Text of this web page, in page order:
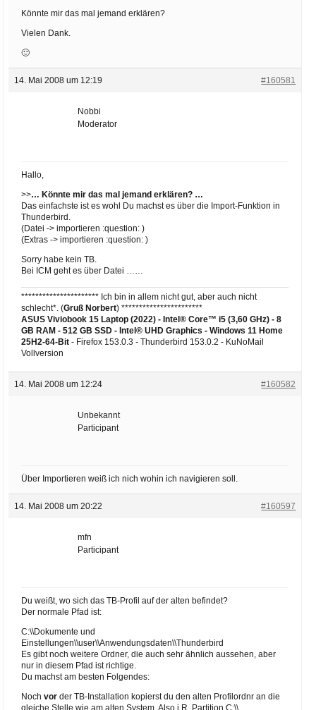
Könnte mir das mal jemand erklären?
Vielen Dank.
🙂
14. Mai 2008 um 12:19 #160581
Nobbi
Moderator
Hallo,
>>… Könnte mir das mal jemand erklären? …
Das einfachste ist es wohl Du machst es über die Import-Funktion in
Thunderbird.
(Datei -> importieren :question: )
(Extras -> importieren :question: )
Sorry habe kein TB.
Bei ICM geht es über Datei ……
********************** Ich bin in allem nicht gut, aber auch nicht
schlecht*. (Gruß Norbert) ***********************
ASUS Viviobook 15 Laptop (2022) - Intel® Core™ i5 (3,60 GHz) - 8
GB RAM - 512 GB SSD - Intel® UHD Graphics - Windows 11 Home
25H2-64-Bit- Firefox 153.0.3 - Thunderbird 153.0.2 - KuNoMail
Vollversion
14. Mai 2008 um 12:24 #160582
Unbekannt
Participant
Über Importieren weiß ich nich wohin ich navigieren soll.
14. Mai 2008 um 20:22 #160597
mfn
Participant
Du weißt, wo sich das TB-Profil auf der alten befindet?
Der normale Pfad ist:
C:\\Dokumente und
Einstellungen\\user\\Anwendungsdaten\\Thunderbird
Es gibt noch weitere Ordner, die auch sehr ähnlich aussehen, aber
nur in diesem Pfad ist richtige.
Du machst am besten Folgendes:
Noch vor der TB-Installation kopierst du den alten Profilordnr an die
gleiche Stelle wie am alten System. Also i.R. Partition C:\\.